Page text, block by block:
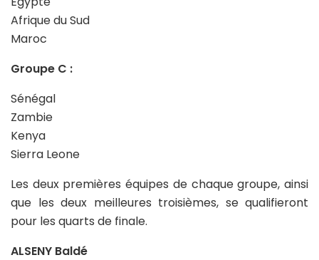
Afrique du Sud
Maroc
Groupe C :
Sénégal
Zambie
Kenya
Sierra Leone
Les deux premières équipes de chaque groupe, ainsi
que les deux meilleures troisièmes, se qualifieront
pour les quarts de finale.
ALSENY Baldé